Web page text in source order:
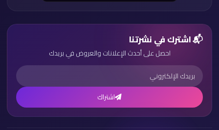
📬 اشترك في نشرتنا
احصل على أحدث الإعلانات والعروض في بريدك
اشتراك